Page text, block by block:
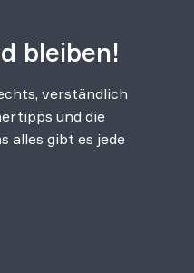
bleiben!
verständlich
und die
alles gibt es jede